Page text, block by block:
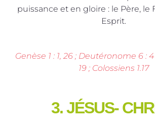
puissance et en gloire : le Père, le
Esprit.
Genèse 1 : 1, 26 ; Deutéronome 6 :
19 ; Colossiens 1.17
3. JÉSUS-